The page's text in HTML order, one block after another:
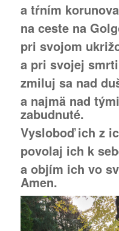
a tŕním
na ceste na
pri svojom
a pri svojej
zmiluj sa nad
a najmä nad
zabudnuté.
Vysloboď ich z
povolaj ich k
a objím ich vo
Amen.